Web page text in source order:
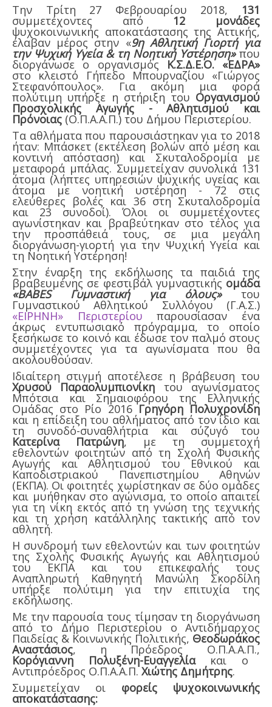
Την Τρίτη 27 Φεβρουαρίου 2018, 131
συμμετέχοντες από 12 μονάδες
ψυχοκοινωνικής αποκατάστασης της Αττικής,
έλαβαν μέρος στην «9η Αθλητική Γιορτή για
την Ψυχική Υγεία & τη Νοητική Υστέρηση»που
διοργάνωσε ο οργανισμός Κ.Σ.Δ.Ε.Ο. «ΕΔΡΑ»
στο κλειστό Γήπεδο Μπουρναζίου «Γιώργος
Στεφανόπουλος». Για ακόμη μια φορά
πολύτιμη υπήρξε η στήριξη του Οργανισμού
Προσχολικής Αγωγής - Αθλητισμού και
Πρόνοιας (Ο.Π.Α.Α.Π.) του Δήμου Περιστερίου.
Τα αθλήματα που παρουσιάστηκαν για το 2018
ήταν: Μπάσκετ (εκτέλεση βολών από μέση και
κοντινή απόσταση) και Σκυταλοδρομία με
μεταφορά μπάλας. Συμμετείχαν συνολικά 131
άτομα (λήπτες υπηρεσιών ψυχικής υγείας και
άτομα με νοητική υστέρηση - 72 στις
ελεύθερες βολές και 36 στη Σκυταλοδρομία
και 23 συνοδοί). Όλοι οι συμμετέχοντες
αγωνίστηκαν και βραβεύτηκαν στο τέλος για
την προσπάθειά τους, σε μια μεγάλη
διοργάνωση-γιορτή για την Ψυχική Υγεία και
τη Νοητική Υστέρηση!
Στην έναρξη της εκδήλωσης τα παιδιά της
βραβευμένης σε φεστιβάλ γυμναστικής ομάδα
«BABES Γυμναστική για όλους» του
Γυμναστικού Αθλητικού Συλλόγου (Γ.Α.Σ.)
«ΕΙΡΗΝΗ» Περιστερίου παρουσίασαν ένα
άκρως εντυπωσιακό πρόγραμμα, το οποίο
ξεσήκωσε το κοινό και έδωσε τον παλμό στους
συμμετέχοντες για τα αγωνίσματα που θα
ακολουθούσαν.
Ιδιαίτερη στιγμή αποτέλεσε η βράβευση του
Χρυσού Παραολυμπιονίκη του αγωνίσματος
Μπότσια και Σημαιοφόρου της Ελληνικής
Ομάδας στο Ρίο 2016Γρηγόρη Πολυχρονίδη
και η επίδειξη του αθλήματος από τον ίδιο και
τη συνοδό-συναθλήτρια και σύζυγό του
Κατερίνα Πατρώνη, με τη συμμετοχή
εθελοντών φοιτητών από τη Σχολή Φυσικής
Αγωγής και Αθλητισμού του Εθνικού και
Καποδιστριακού Πανεπιστημίου Αθηνών
(ΕΚΠΑ). Οι φοιτητές χωρίστηκαν σε δύο ομάδες
και μυήθηκαν στο αγώνισμα, το οποίο απαιτεί
για τη νίκη εκτός από τη γνώση της τεχνικής
και τη χρήση κατάλληλης τακτικής από τον
αθλητή.
Η συνδρομή των εθελοντών και των φοιτητών
της Σχολής Φυσικής Αγωγής και Αθλητισμού
του ΕΚΠΑ και του επικεφαλής τους
Αναπληρωτή Καθηγητή Μανώλη Σκορδίλη
υπήρξε πολύτιμη για την επιτυχία της
εκδήλωσης.
Με την παρουσία τους τίμησαν τη διοργάνωση
από το Δήμο Περιστερίου o Αντιδήμαρχος
Παιδείας & Κοινωνικής Πολιτικής, Θεοδωράκος
Αναστάσιος, η Πρόεδρος Ο.Π.Α.Α.Π.,
Κορόγιαννη Πολυξένη-Ευαγγελίακαι ο
Αντιπρόεδρος Ο.Π.Α.Α.Π.Χιώτης Δημήτρης.
Συμμετείχαν οι φορείς ψυχοκοινωνικής
αποκατάστασης: